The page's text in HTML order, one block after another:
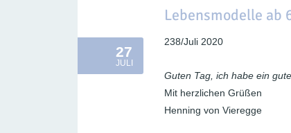
Lebensmodelle ab
27
JULI
238/Juli 2020
Guten Tag, ich habe ein
Mit herzlichen Grüßen
Henning von Vieregge